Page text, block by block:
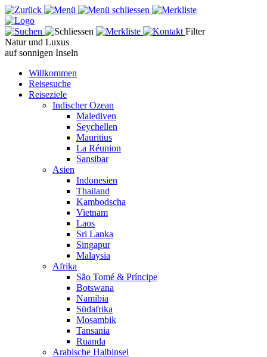
Filter
Natur und Luxus
auf sonnigen Inseln
Willkommen
Reisesuche
Reiseziele
Indischer Ozean
Malediven
Seychellen
Mauritius
La Réunion
Sansibar
Asien
Indonesien
Thailand
Kambodscha
Vietnam
Laos
Sri Lanka
Singapur
Malaysia
Afrika
São Tomé & Príncipe
Botswana
Namibia
Südafrika
Mosambik
Tansania
Ruanda
Arabische Halbinsel